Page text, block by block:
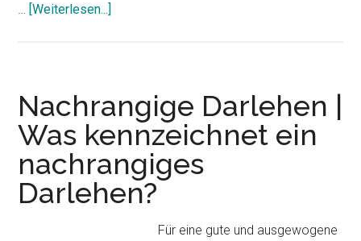
… [Weiterlesen...]
bonitätsabhängige,
relativ
günstige
Zinsen
Nachrangige Darlehen |
Was kennzeichnet ein
nachrangiges
Darlehen?
Für eine gute und ausgewogene